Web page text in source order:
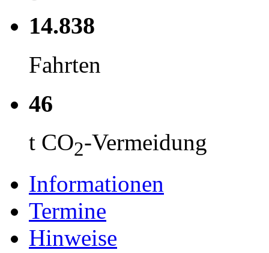
14.838
Fahrten
46
t CO2-Vermeidung
Informationen
Termine
Hinweise